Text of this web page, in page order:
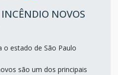
NOVOS
o estado de São Paulo
são um dos principais